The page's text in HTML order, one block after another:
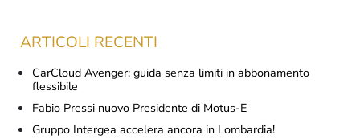
ARTICOLI RECENTI
CarCloud Avenger: guida senza limiti in abbonamento
flessibile
Fabio Pressi nuovo Presidente di Motus-E
Gruppo Intergea accelera ancora in Lombardia!